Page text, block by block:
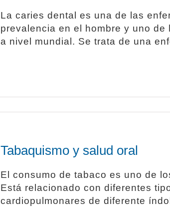
La caries dental es una de las
prevalencia en el hombre y uno
a nivel mundial. Se trata de una
Tabaquismo y salud oral
El consumo de tabaco es uno de
Está relacionado con diferentes
cardiopulmonares de diferente